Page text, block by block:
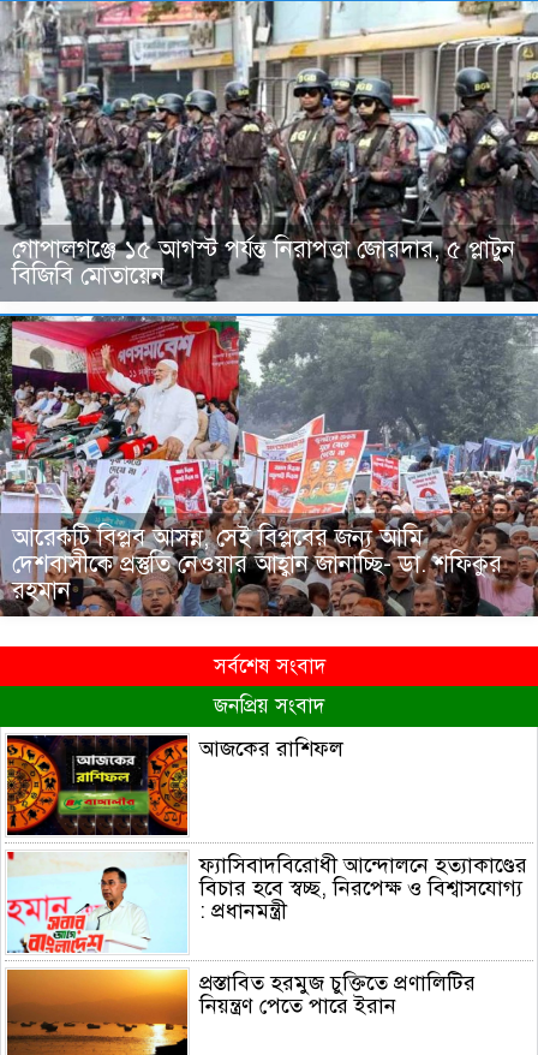
গোপালগঞ্জে ১৫ আগস্ট পর্যন্ত নিরাপত্তা জোরদার, ৫ প্লাটুন
বিজিবি মোতায়েন
আরেকটি বিপ্লব আসন্ন, সেই বিপ্লবের জন্য আমি
দেশবাসীকে প্রস্তুতি নেওয়ার আহ্বান জানাচ্ছি- ডা. শফিকুর
রহমান
সর্বশেষ সংবাদ
জনপ্রিয় সংবাদ
আজকের রাশিফল
ফ্যাসিবাদবিরোধী আন্দোলনে হত্যাকাণ্ডের
বিচার হবে স্বচ্ছ, নিরপেক্ষ ও বিশ্বাসযোগ্য
: প্রধানমন্ত্রী
প্রস্তাবিত হরমুজ চুক্তিতে প্রণালিটির
নিয়ন্ত্রণ পেতে পারে ইরান